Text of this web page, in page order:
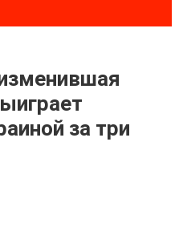
за три